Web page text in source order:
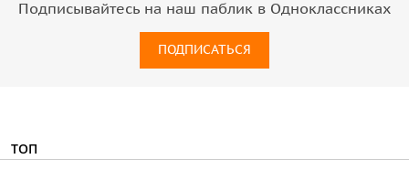
Подписывайтесь на наш паблик в Одноклассниках
ПОДПИСАТЬСЯ
ТОП